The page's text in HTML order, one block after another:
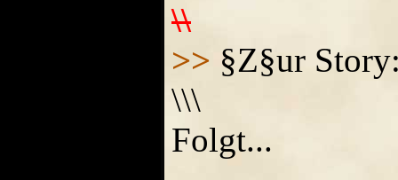
\\
>> §Z§ur
\\\
Folgt...